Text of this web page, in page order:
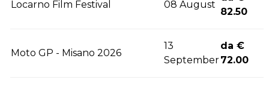
Locarno Film Festival 08 August
82.50
Moto GP - Misano 2026
13
September
da €
72.00